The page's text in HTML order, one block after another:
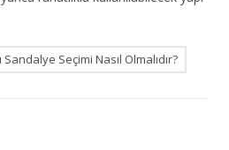
Seçimi Nasıl Olmalıdır?